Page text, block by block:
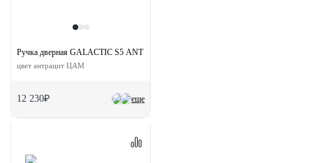
еще
Ручка дверная GALACTIC S5 ANT раздельная на квадратной розетке
цвет антрацит ЦАМ
12 230₽